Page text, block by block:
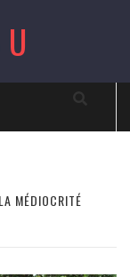
MÉDIOCRITÉ